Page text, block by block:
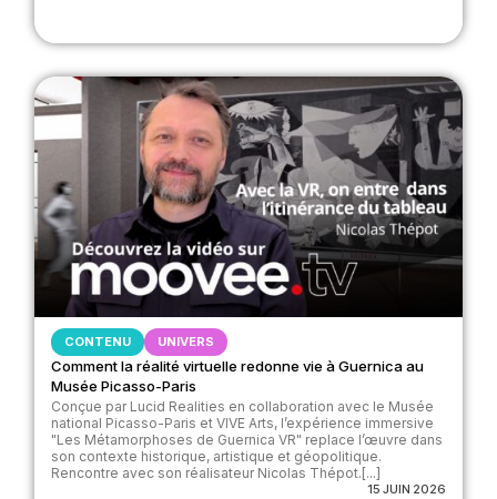
CONTENU UNIVERS
Comment la réalité virtuelle redonne vie à Guernica au
Musée Picasso-Paris
Conçue par Lucid Realities en collaboration avec le Musée
national Picasso-Paris et VIVE Arts, l’expérience immersive
"Les Métamorphoses de Guernica VR" replace l’œuvre dans
son contexte historique, artistique et géopolitique.
Rencontre avec son réalisateur Nicolas Thépot.[...]
15 JUIN 2026